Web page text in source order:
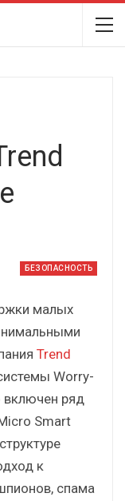
БЕЗОПАСНОСТЬ
малых
Trend
Worry-
включен ряд
Smart
к
спама